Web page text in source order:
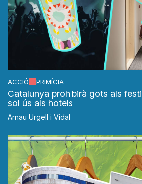
ACCIÓ PRIMÍCIA
Catalunya prohibirà gots als
sol ús als hotels
Arnau Urgell i Vidal